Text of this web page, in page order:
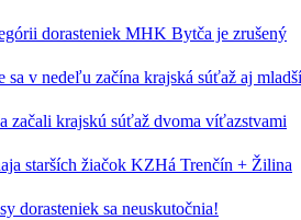
dorasteniek MHK Bytča je zrušený
sa v nedeľu začína krajská súťaž aj
začali krajskú súťaž dvoma víťazstvami
starších žiačok KZHá Trenčín + Žilina
dorasteniek sa neuskutočnia!